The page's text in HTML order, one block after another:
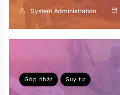
System Administration
Góp nhặt Suy tư